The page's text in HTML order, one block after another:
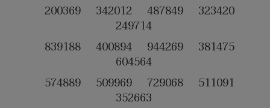
200369 342012 487849 323420
249714
839188 400894 944269 381475
604564
574889 509969 729068 511091
352663